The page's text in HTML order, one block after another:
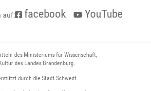
auf: facebook
YouTube
des Ministeriums für Wissenschaft,
des Landes Brandenburg.
durch die Stadt Schwedt.